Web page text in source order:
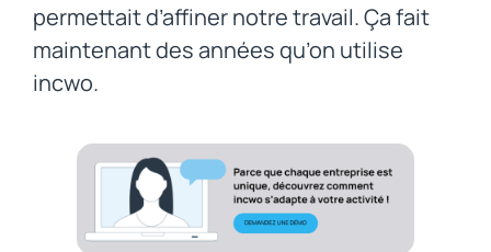
permettait d’affiner notre travail. Ça fait
maintenant des années qu’on utilise
incwo.